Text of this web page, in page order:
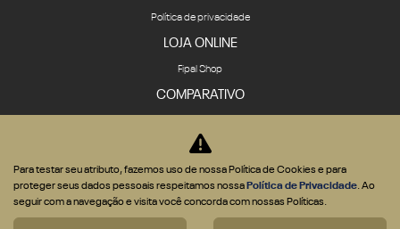
Política de privacidade
LOJA ONLINE
Fipal Shop
COMPARATIVO
Desenvolvido pela DEALERSPACE ® Direitos Reservados.
Para testar seu atributo, fazemos uso de nossa Política de Cookies e para
proteger seus dados pessoais respeitamos nossa Política de Privacidade. Ao
seguir com a navegação e visita você concorda com nossas Políticas.